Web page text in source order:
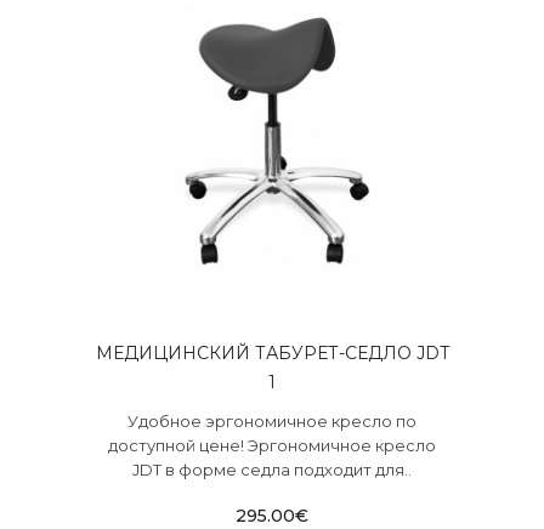
МЕДИЦИНСКИЙ ТАБУРЕТ-СЕДЛО JDT
1
Удобное эргономичное кресло по
доступной цене! Эргономичное кресло
JDT в форме седла подходит для..
295.00€